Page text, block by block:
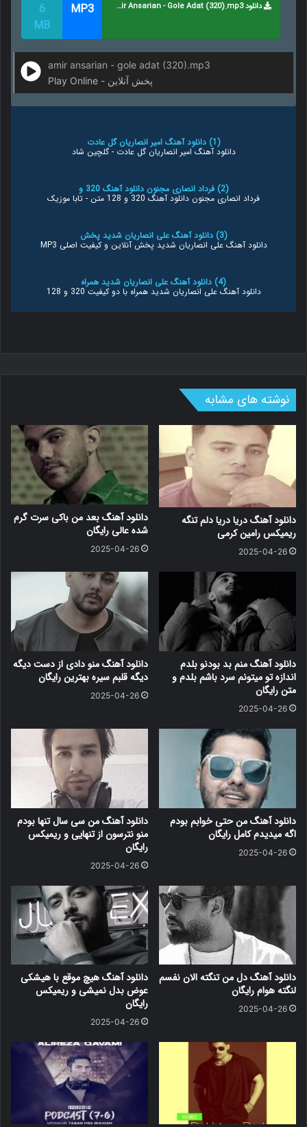
دانلود Amir Ansarian - Gole Adat (320).mp3 MP3
6
MB
amir ansarian - gole adat (320).mp3
Play Online - پخش آنلاین
(1) دانلود آهنگ امیر انصاریان گل عادت
دانلود آهنگ امیر انصاریان گل عادت - گلچین شاد
(2) فرداد انصاری مجنون دانلود آهنگ 320 و
فرداد انصاری مجنون دانلود آهنگ 320 و 128 متن - تابا موزیک
(3) دانلود آهنگ علی انصاریان شدید پخش
دانلود آهنگ علی انصاریان شدید پخش آنلاین و کیفیت اصلی MP3
(4) دانلود آهنگ علی انصاریان شدید همراه
دانلود آهنگ علی انصاریان شدید همراه با دو کیفیت 320 و 128
(7) دانلود آهنگ گل مریم از رضا بهرام متن
دانلود آهنگ گل مریم از رضا بهرام متن و کیفیت عالی
دانلود آهنگ علی انصاریان شدید MP3 اصلی متن گلسارموزیک
نوشته های مشابه
دانلود آهنگ دریا دریا دلم تنگه
ریمیکس رامین کرمی
2025-04-26
دانلود آهنگ بعد من باکی سرت گرم
شده عالی رایگان
2025-04-26
دانلود آهنگ منم بد بودنو بلدم
اندازه تو میتونم سرد باشم بلدم و
متن رایگان
2025-04-26
دانلود آهنگ منو دادی از دست دیگه
دیگه قلبم سیره بهترین رایگان
2025-04-26
دانلود آهنگ من حتی خوابم بودم
اگه میدیدم کامل رایگان
2025-04-26
دانلود آهنگ من سی سال تنها بودم
منو نترسون از تنهایی و ریمیکس
رایگان
2025-04-26
دانلود آهنگ دل من تنگته الان نفسم
لنگته هوام رایگان
2025-04-26
دانلود آهنگ هیچ موقع با هیشکی
عوض بدل نمیشی و ریمیکس
رایگان
2025-04-26